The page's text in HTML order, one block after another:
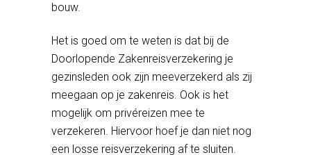
bouw.
Het is goed om te weten is dat bij de
Doorlopende Zakenreisverzekering je
gezinsleden ook zijn meeverzekerd als zij
meegaan op je zakenreis. Ook is het
mogelijk om privéreizen mee te
verzekeren. Hiervoor hoef je dan niet nog
een losse reisverzekering af te sluiten.